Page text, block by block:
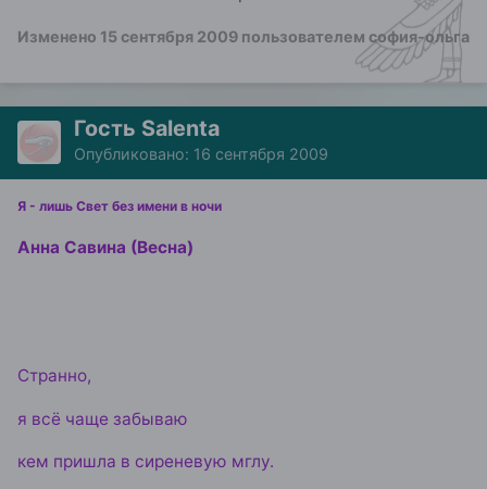
Изменено 15 сентября 2009 пользователем софия-ольга
Гость Salenta
Опубликовано: 16 сентября 2009
Я - лишь Свет без имени в ночи
Анна Савина (Весна)
Странно,
я всё чаще забываю
кем пришла в сиреневую мглу.